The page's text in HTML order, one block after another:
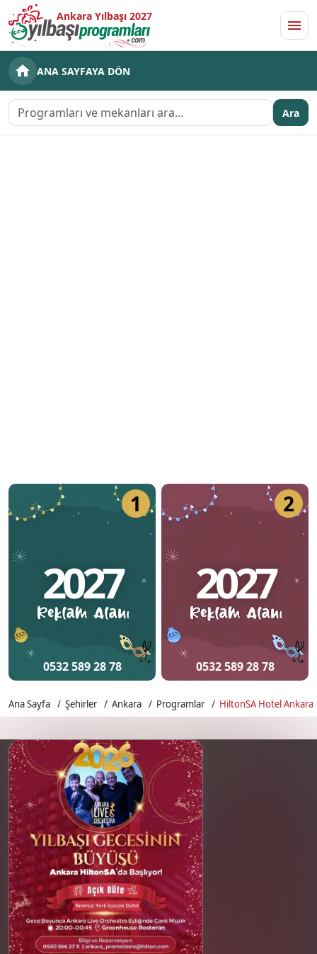
Ankara Yılbaşı 2027
ANA SAYFAYA DÖN
Ara
1
2027
0532 589 28 78
2
2027
0532 589 28 78
Ana Sayfa Şehirler Ankara Programlar HiltonSA Hotel Ankara